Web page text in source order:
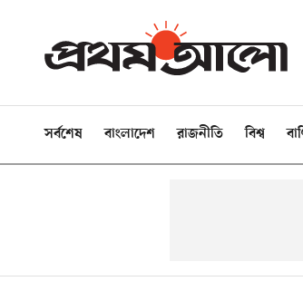
সর্বশেষ বাংলাদেশ রাজনীতি বিশ্ব